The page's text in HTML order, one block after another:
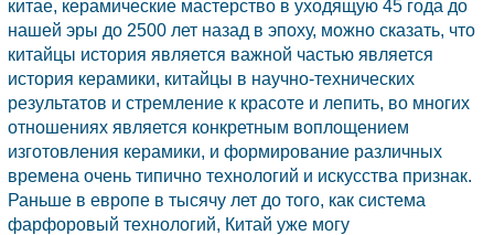
китае, керамические мастерство в уходящую 45 года до
нашей эры до 2500 лет назад в эпоху, можно сказать, что
китайцы история является важной частью является
история керамики, китайцы в научно-технических
результатов и стремление к красоте и лепить, во многих
отношениях является конкретным воплощением
изготовления керамики, и формирование различных
времена очень типично технологий и искусства признак.
Раньше в европе в тысячу лет до того, как система
фарфоровый технологий, Китай уже могу